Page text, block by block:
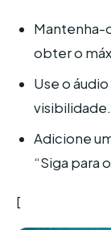
Mantenha-
obter o
Use o
visibilidade.
Adicione
“Siga para
[